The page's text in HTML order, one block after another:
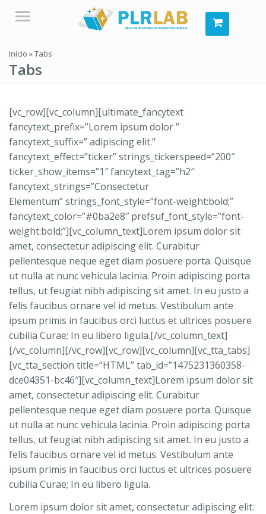
Menu
Início »Tabs
Tabs
[vc_row][vc_column][ultimate_fancytext
fancytext_prefix=”Lorem ipsum dolor ”
fancytext_suffix=” adipiscing elit.”
fancytext_effect=”ticker” strings_tickerspeed=”200″
ticker_show_items=”1″ fancytext_tag=”h2″
fancytext_strings=”Consectetur
Elementum” strings_font_style=”font-weight:bold;”
fancytext_color=”#0ba2e8″ prefsuf_font_style=”font-
weight:bold;”][vc_column_text]Lorem ipsum dolor sit
amet, consectetur adipiscing elit. Curabitur
pellentesque neque eget diam posuere porta. Quisque
ut nulla at nunc vehicula lacinia. Proin adipiscing porta
tellus, ut feugiat nibh adipiscing sit amet. In eu justo a
felis faucibus ornare vel id metus. Vestibulum ante
ipsum primis in faucibus orci luctus et ultrices posuere
cubilia Curae; In eu libero ligula.[/vc_column_text]
[/vc_column][/vc_row][vc_row][vc_column][vc_tta_tabs]
[vc_tta_section title=”HTML” tab_id=”1475231360358-
dce04351-bc46″][vc_column_text]Lorem ipsum dolor sit
amet, consectetur adipiscing elit. Curabitur
pellentesque neque eget diam posuere porta. Quisque
ut nulla at nunc vehicula lacinia. Proin adipiscing porta
tellus, ut feugiat nibh adipiscing sit amet. In eu justo a
felis faucibus ornare vel id metus. Vestibulum ante
ipsum primis in faucibus orci luctus et ultrices posuere
cubilia Curae; In eu libero ligula.
Lorem ipsum dolor sit amet, consectetur adipiscing elit.